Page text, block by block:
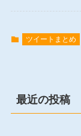
ツイートまとめ
最近の投稿